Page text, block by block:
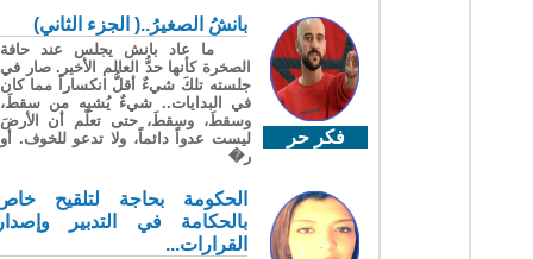
فكر حر
بانشُ الصغيرُ..( الجزء الثاني)
ما عاد بانش يجلس عند حافة
الصخرة كأنها حدُّ العالم الأخير. صار في
جلسته تلكَ شيءٌ أقلُّ انكساراً مما كان
في البدايات.. شيءٌ يُشبِه من سقطَ،
وسقطَ، وسقطَ، حتى تعلّم أن الأرضَ
ليست عدواً دائماً، ولا تدعو للخوف. أو
ر�
الحكومة بحاجة لتلقيح خاص
بالحكامة في التدبير وإصدار
القرارات...